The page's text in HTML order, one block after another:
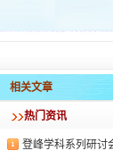
相关文章
热门资讯
登峰学科系列研讨